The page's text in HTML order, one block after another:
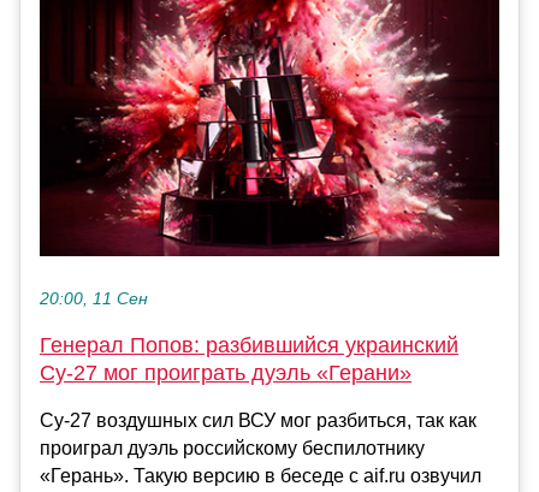
20:00, 11 Сен
Генерал Попов: разбившийся украинский
Су-27 мог проиграть дуэль «Герани»
Су-27 воздушных сил ВСУ мог разбиться, так как
проиграл дуэль российскому беспилотнику
«Герань». Такую версию в беседе с aif.ru озвучил